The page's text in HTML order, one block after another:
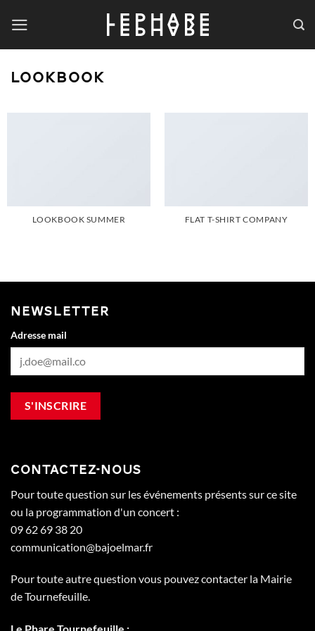
LOOKBOOK
LOOKBOOK SUMMER FLAT T-SHIRT COMPANY
NEWSLETTER
Adresse mail
CONTACTEZ-NOUS
Pour toute question sur les événements présents sur ce site
ou la programmation d'un concert :
09 62 69 38 20
communication@bajoelmar.fr
Pour toute autre question vous pouvez contacter la Mairie
de Tournefeuille.